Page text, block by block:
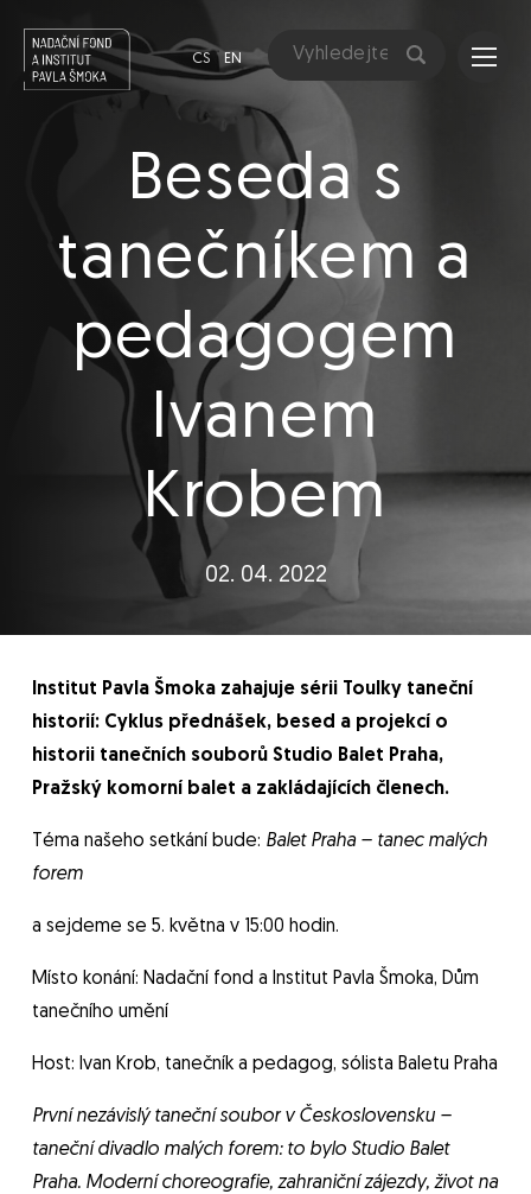
CS EN
Beseda s
tanečníkem a
pedagogem
Ivanem
Krobem
02. 04. 2022
Institut Pavla Šmoka zahajuje sérii Toulky taneční
historií: Cyklus přednášek, besed a projekcí o
historii tanečních souborů Studio Balet Praha,
Pražský komorní balet a zakládajících členech.
Téma našeho setkání bude: Balet Praha – tanec malých
forem
a sejdeme se 5. května v 15:00 hodin.
Místo konání: Nadační fond a Institut Pavla Šmoka, Dům
tanečního umění
Host: Ivan Krob, tanečník a pedagog, sólista Baletu Praha
První nezávislý taneční soubor v Československu –
taneční divadlo malých forem: to bylo Studio Balet
Praha. Moderní choreografie, zahraniční zájezdy, život na